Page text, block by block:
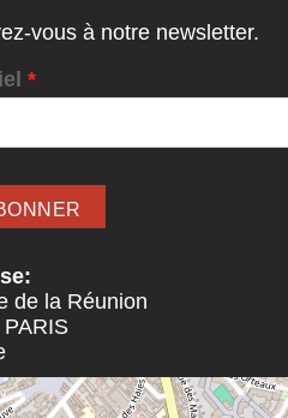
vous à notre newsletter.
*
de la Réunion
PARIS